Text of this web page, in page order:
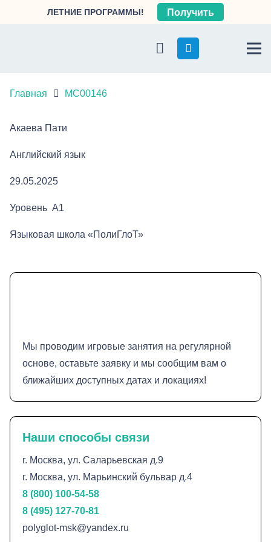
ЛЕТНИЕ ПРОГРАММЫ! Получить
Главная МС00146
Акаева Пати
Английский язык
29.05.2025
Уровень A1
Языковая школа «ПолиГлоТ»
Мы проводим игровые занятия на регулярной
основе, оставьте заявку и мы сообщим вам о
ближайших доступных датах и локациях!
Наши способы связи
г. Москва, ул. Саларьевская д.9
г. Москва, ул. Марьинский бульвар д.4
8 (800) 100-54-58
8 (495) 127-70-81
polyglot-msk@yandex.ru